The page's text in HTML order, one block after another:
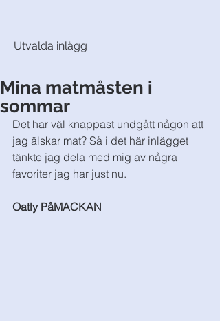
Utvalda inlägg
Mina matmåsten i
sommar
Det har väl knappast undgått någon att
jag älskar mat? Så i det här inlägget
tänkte jag dela med mig av några
favoriter jag har just nu.
Oatly PåMACKAN